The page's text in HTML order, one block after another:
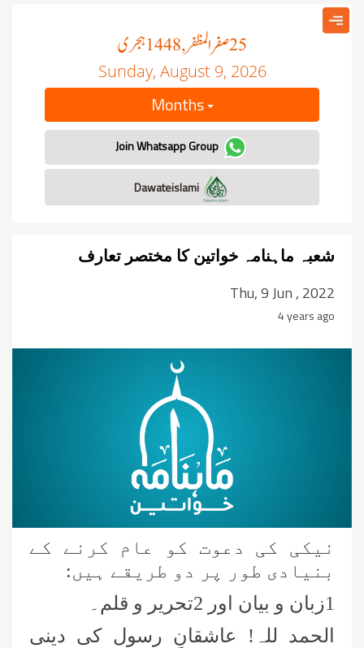
25صفر المظفر, 1448 ہجری
Sunday, August 9, 2026
Months
Join Whatsapp Group
شعبہ ماہنامہ خواتین کا مختصر تعارف
Thu, 9 Jun , 2022
4 years ago
نیکی کی دعوت کو عام کرنے کے
بنیادی طور پر دو طریقے ہیں:
1زبان و بیان اور 2تحریر و قلم۔
الحمد للہ! عاشقانِ رسول کی دینی